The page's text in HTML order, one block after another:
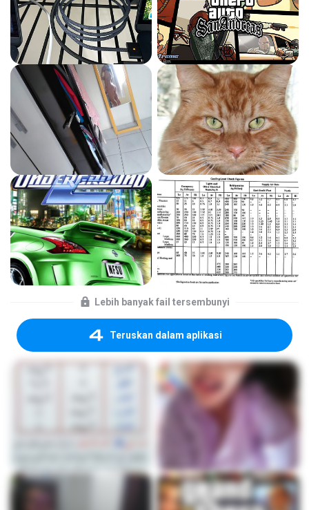
Lebih banyak fail tersembunyi
Teruskan dalam aplikasi